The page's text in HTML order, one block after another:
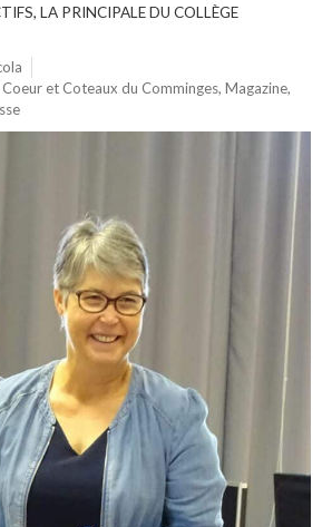
LA PRINCIPALE DU COLLÈGE
Coeur et Coteaux du Comminges, Magazine,